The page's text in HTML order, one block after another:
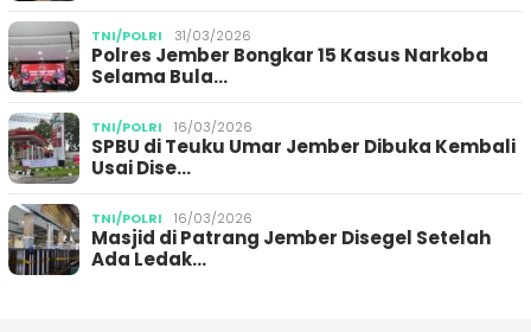
TNI/POLRI 31/03/2026
Polres Jember Bongkar 15 Kasus Narkoba
Selama Bula…
TNI/POLRI 16/03/2026
SPBU di Teuku Umar Jember Dibuka Kembali
Usai Dise…
TNI/POLRI 16/03/2026
Masjid di Patrang Jember Disegel Setelah
Ada Ledak…